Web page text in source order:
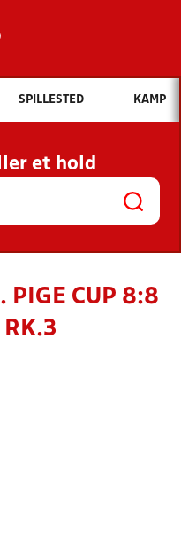
Hvad vil du søge efter?
OG NYHEDER
KLUBBER OG
SPILLESTED KAMP
et hold
PIGE CUP 8:8
RK.3